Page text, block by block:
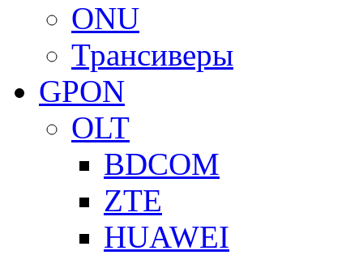
ONU
Трансиверы
GPON
OLT
BDCOM
ZTE
HUAWEI